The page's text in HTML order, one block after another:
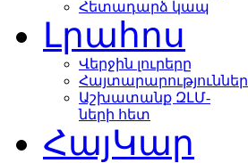
Հետադարձ կապ
Լրահոս
Վերջին լուրերը
Հայտարարություններ
Աշխատանք ԶԼՄ-
ների հետ
ՀայԿար